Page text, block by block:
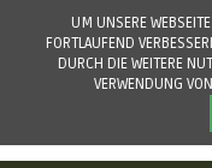
UM UNSERE
FORTLAUFEND
DURCH DIE WEITERE
VERWENDUNG